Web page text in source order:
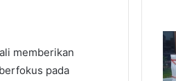
memberikan
pada